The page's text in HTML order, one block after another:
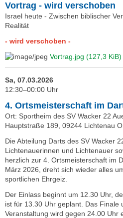
Vortrag - wird verschoben
Israel heute - Zwischen biblischer
Realität
- wird verschoben -
Vortrag.jpg (127,3 KiB)
Sa, 07.03.2026
12:30–00:00 Uhr
4. Ortsmeisterschaft im
Ort: Sportheim des SV Wacker 22
Hauptstraße 189, 09244 Lichtenau
Die Abteilung Darts des SV Wacker
Lichtenauerinnen und Lichtenauer
herzlich zur 4. Ortsmeisterschaft im
März 2026, dreht sich wieder alles
sportlichen Ehrgeiz.
Der Einlass beginnt um 12.30 Uhr,
ist für 13.30 Uhr geplant. Das Finale
Veranstaltung wird gegen 24.00 Uhr